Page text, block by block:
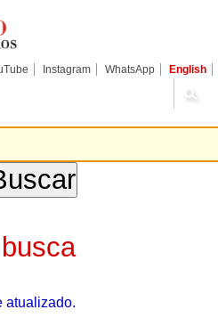
Instagram WhatsApp English
atualizado.